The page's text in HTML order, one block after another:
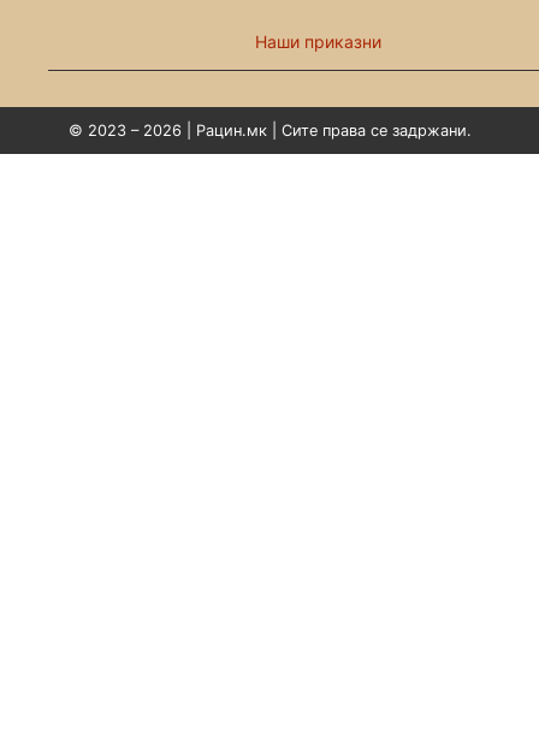
Наши приказни
© 2023 – 2026 | Рацин.мк | Сите права се задржани.